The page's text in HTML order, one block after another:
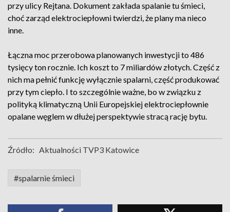
przy ulicy Rejtana. Dokument zakłada spalanie tu śmieci,
choć zarząd elektrociepłowni twierdzi, że plany ma nieco
inne.
Łączna moc przerobowa planowanych inwestycji to 486
tysięcy ton rocznie. Ich koszt to 7 miliardów złotych. Część z
nich ma pełnić funkcję wyłącznie spalarni, część produkować
przy tym ciepło. I to szczególnie ważne, bo w związku z
polityką klimatyczną Unii Europejskiej elektrociepłownie
opalane węglem w dłużej perspektywie stracą rację bytu.
Źródło: Aktualności TVP3 Katowice
#spalarnie śmieci